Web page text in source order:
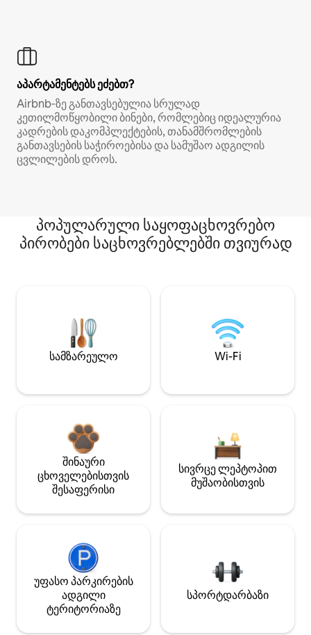
აპარტამენტებს ეძებთ?
Airbnb‑ზე განთავსებულია სრულად
კეთილმოწყობილი ბინები, რომლებიც იდეალურია
კადრების დაკომპლექტების, თანამშრომლების
განთავსების საჭიროებისა და სამუშაო ადგილის
ცვლილების დროს.
პოპულარული საყოფაცხოვრებო
პირობები საცხოვრებლებში თვიურად
სამზარეულო Wi-Fi
შინაური
ცხოველებისთვის
შესაფერისი
სივრცე ლეპტოპით
მუშაობისთვის
უფასო პარკირების
ადგილი
ტერიტორიაზე
სპორტდარბაზი